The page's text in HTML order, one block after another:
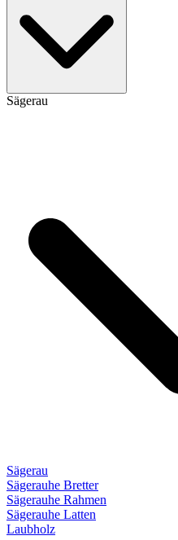
Sägerau
Sägerau
Sägerauhe Bretter
Sägerauhe Rahmen
Sägerauhe Latten
Laubholz